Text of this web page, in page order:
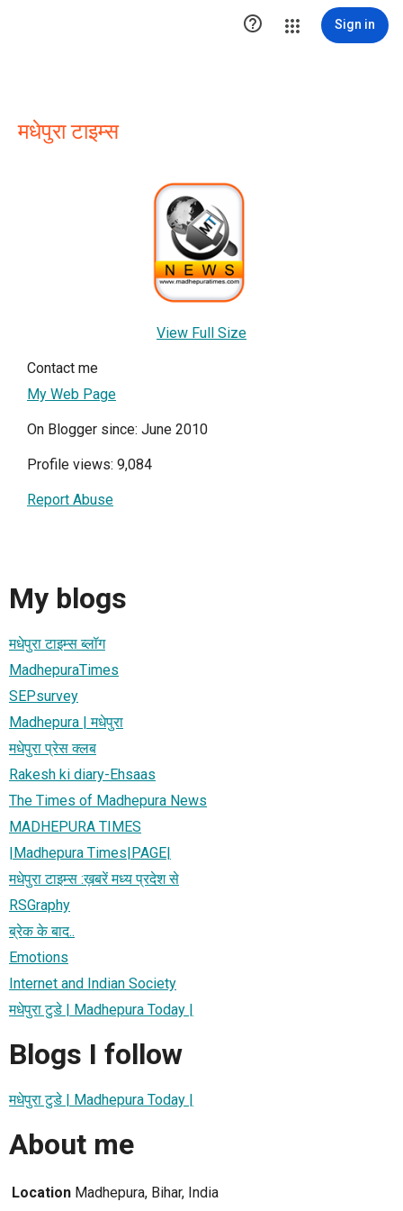
 Sign in
मधेपुरा टाइम्स
View Full Size
Contact me
My Web Page
On Blogger since: June 2010
Profile views: 9,084
Report Abuse
My blogs
मधेपुरा टाइम्स ब्लॉग
MadhepuraTimes
SEPsurvey
Madhepura | मधेपुरा
मधेपुरा प्रेस क्लब
Rakesh ki diary-Ehsaas
The Times of Madhepura News
MADHEPURA TIMES
|Madhepura Times|PAGE|
मधेपुरा टाइम्स :ख़बरें मध्य प्रदेश से
RSGraphy
ब्रेक के बाद..
Emotions
Internet and Indian Society
मधेपुरा टुडे | Madhepura Today |
Blogs I follow
मधेपुरा टुडे | Madhepura Today |
About me
Location Madhepura, Bihar, India